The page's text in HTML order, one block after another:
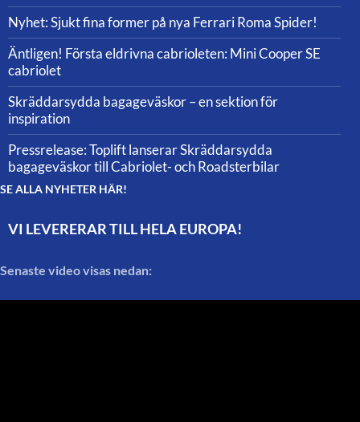
Nyhet: Sjukt fina former på nya Ferrari Roma Spider!
Äntligen! Första eldrivna cabrioleten: Mini Cooper SE
cabriolet
Skräddarsydda bagageväskor – en sektion för
inspiration
Pressrelease: Toplift lanserar Skräddarsydda
bagageväskor till Cabriolet- och Roadsterbilar
SE ALLA NYHETER HÄR!
VI LEVERERAR TILL HELA EUROPA!
Senaste video visas nedan: